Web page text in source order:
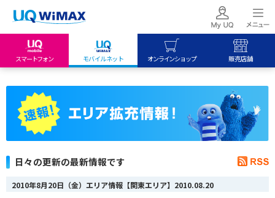
スマートフォン モバイルネット オンラインショップ 販売店舗
My UQ mobile
UQ mobile
UQ WiMAX
UQ WiMAX
日々の更新の最新情報です
2010年8月20日（金）エリア情報【関東エリア】 2010.08.20